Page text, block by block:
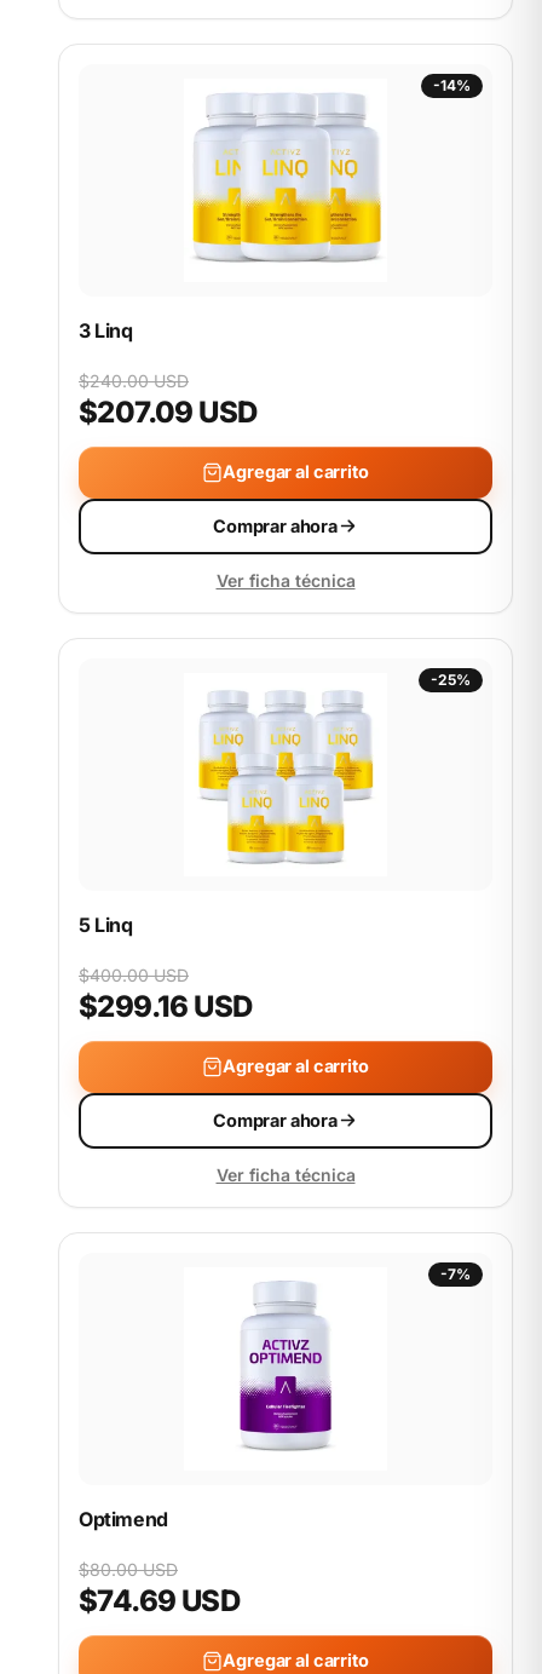
-14%
3 Linq
$240.00 USD
$207.09 USD
Agregar al carrito
Comprar ahora
Ver ficha técnica
-25%
5 Linq
$400.00 USD
$299.16 USD
Agregar al carrito
Comprar ahora
Ver ficha técnica
-7%
Optimend
$80.00 USD
$74.69 USD
Agregar al carrito